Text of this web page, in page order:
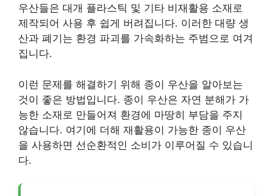
우산들은 대개 플라스틱 및 기타 비재활용 소재로
제작되어 사용 후 쉽게 버려집니다. 이러한 대량 생
산과 폐기는 환경 파괴를 가속화하는 주범으로 여겨
집니다.
이런 문제를 해결하기 위해 종이 우산을 알아보는
것이 좋은 방법입니다. 종이 우산은 자연 분해가 가
능한 소재로 만들어져 환경에 마땅히 부담을 주지
않습니다. 여기에 더해 재활용이 가능한 종이 우산
을 사용하면 선순환적인 소비가 이루어질 수 있습니
다.